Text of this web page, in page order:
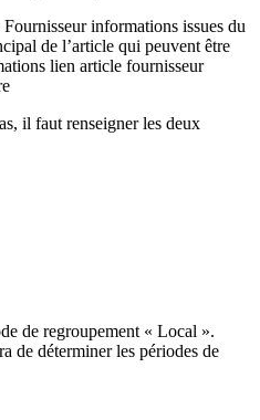
informations issues du
de l’article qui peuvent être
lien article fournisseur
il faut renseigner les deux
de regroupement « Local ».
de déterminer les périodes de